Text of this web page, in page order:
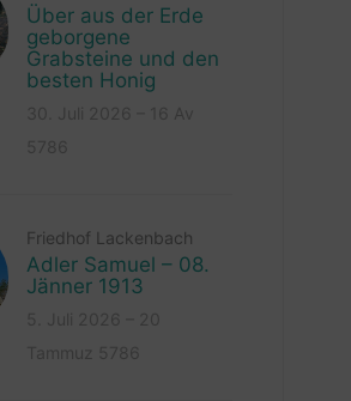
Über aus der Erde
geborgene
Grabsteine und den
besten Honig
Friedhof Lackenbach
Adler Samuel – 08.
Jänner 1913